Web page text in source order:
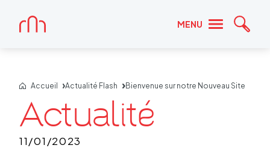
MENU
Accueil
Accueil Actualité Flash Bienvenue sur notre Nouveau Site
11/01/2023